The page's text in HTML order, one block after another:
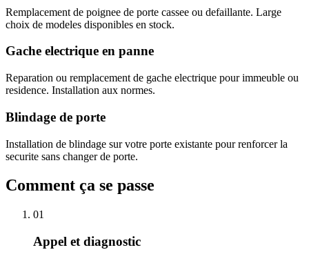
Remplacement de poignee de porte cassee ou defaillante. Large
choix de modeles disponibles en stock.
Gache electrique en panne
Reparation ou remplacement de gache electrique pour immeuble ou
residence. Installation aux normes.
Blindage de porte
Installation de blindage sur votre porte existante pour renforcer la
securite sans changer de porte.
Comment ça se passe
01
Appel et diagnostic